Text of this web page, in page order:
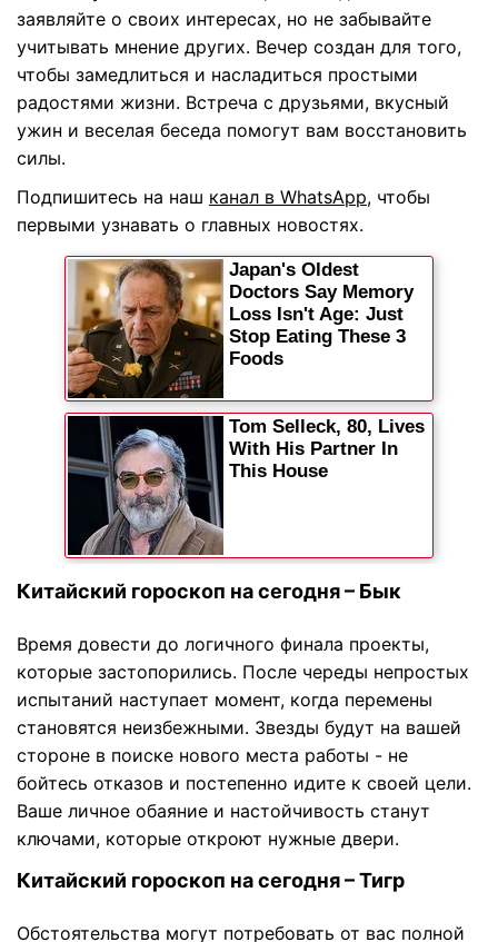
заявляйте о своих интересах, но не забывайте
учитывать мнение других. Вечер создан для того,
чтобы замедлиться и насладиться простыми
радостями жизни. Встреча с друзьями, вкусный
ужин и веселая беседа помогут вам восстановить
силы.
Подпишитесь на наш канал в WhatsApp, чтобы
первыми узнавать о главных новостях.
Китайский гороскоп на сегодня – Бык
Время довести до логичного финала проекты,
которые застопорились. После череды непростых
испытаний наступает момент, когда перемены
становятся неизбежными. Звезды будут на вашей
стороне в поиске нового места работы - не
бойтесь отказов и постепенно идите к своей цели.
Ваше личное обаяние и настойчивость станут
ключами, которые откроют нужные двери.
Китайский гороскоп на сегодня – Тигр
Обстоятельства могут потребовать от вас полной